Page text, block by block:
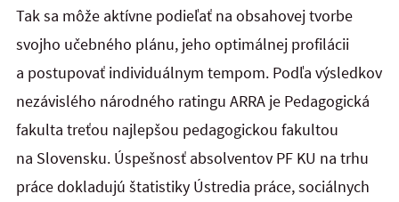
Tak sa môže aktívne podieľať na obsahovej tvorbe
svojho učebného plánu, jeho optimálnej profilácii
a postupovať individuálnym tempom. Podľa výsledkov
nezávislého národného ratingu ARRA je Pedagogická
fakulta treťou najlepšou pedagogickou fakultou
na Slovensku. Úspešnosť absolventov PF KU na trhu
práce dokladujú štatistiky Ústredia práce, sociálnych